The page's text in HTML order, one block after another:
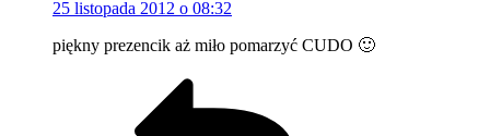
25 listopada 2012 o 08:32
piękny prezencik aż miło pomarzyć CUDO 🙂